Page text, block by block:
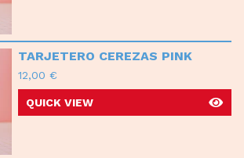
TARJETERO CEREZAS PINK
12,00 €
QUICK VIEW